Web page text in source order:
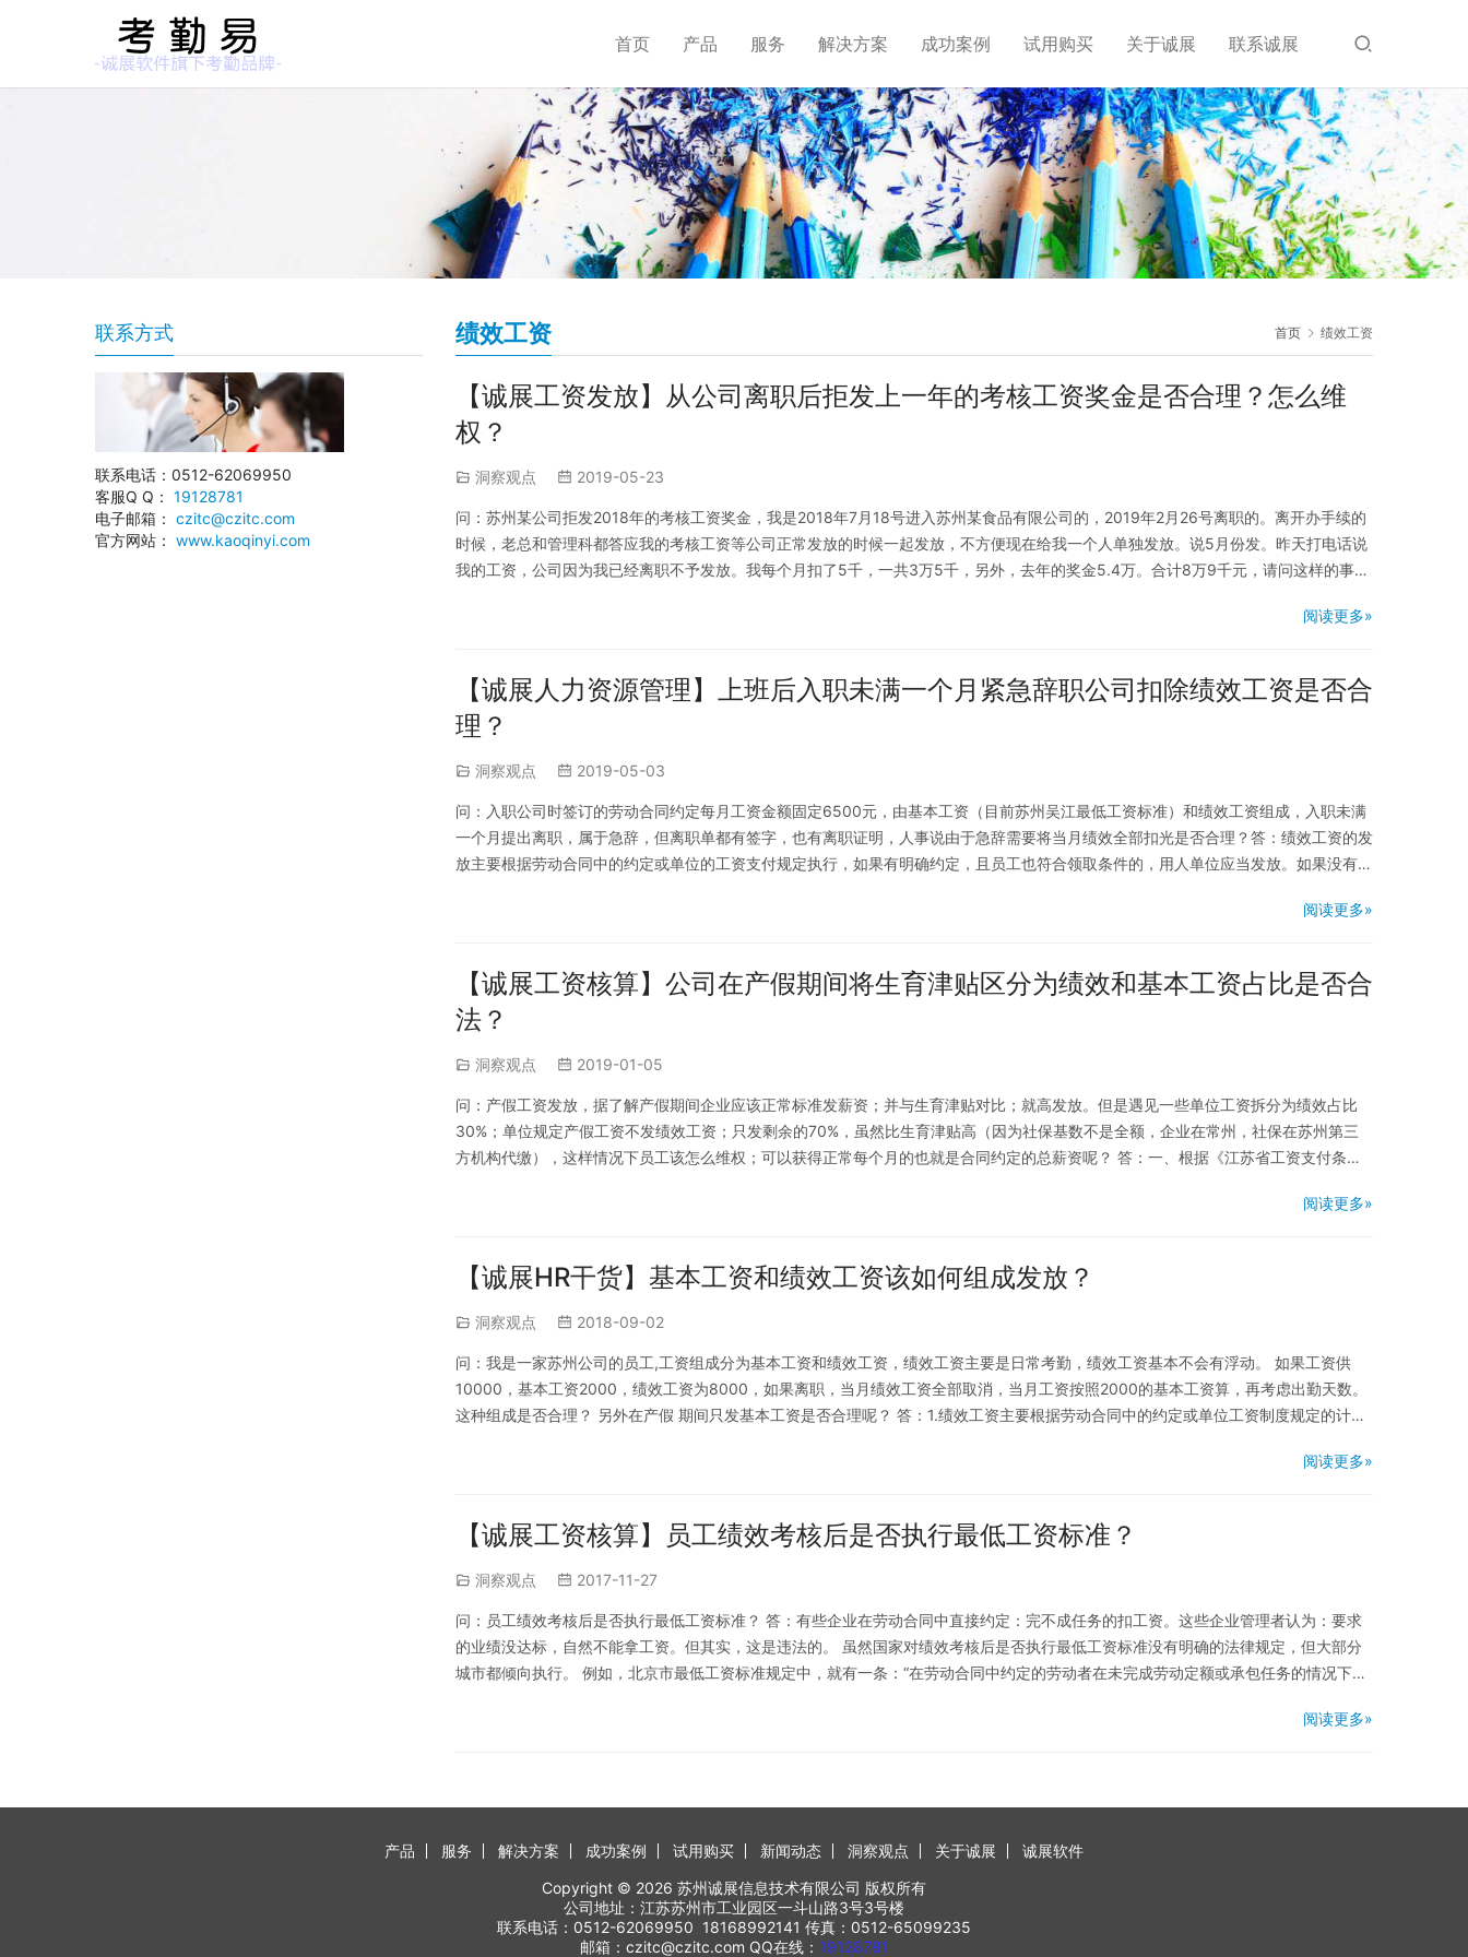
首页 产品 服务 解决方案 成功案例 试用购买 关于诚展 联系诚展
首页 绩效工资
绩效工资
【诚展工资发放】从公司离职后拒发上一年的考核工资奖金是否合理？怎么维
权？
洞察观点 2019-05-23
问：苏州某公司拒发2018年的考核工资奖金，我是2018年7月18号进入苏州某食品有限公司的，2019年2月26号离职的。离开办手续的
时候，老总和管理科都答应我的考核工资等公司正常发放的时候一起发放，不方便现在给我一个人单独发放。说5月份发。昨天打电话说
我的工资，公司因为我已经离职不予发放。我每个月扣了5千，一共3万5千，另外，去年的奖金5.4万。合计8万9千元，请问这样的事情
阅读更多»
【诚展人力资源管理】上班后入职未满一个月紧急辞职公司扣除绩效工资是否合
理？
洞察观点 2019-05-03
问：入职公司时签订的劳动合同约定每月工资金额固定6500元，由基本工资（目前苏州吴江最低工资标准）和绩效工资组成，入职未满
一个月提出离职，属于急辞，但离职单都有签字，也有离职证明，人事说由于急辞需要将当月绩效全部扣光是否合理？答：绩效工资的发
放主要根据劳动合同中的约定或单位的工资支付规定执行，如果有明确约定，且员工也符合领取条件的，用人单位应当发放。如果没有明
阅读更多»
【诚展工资核算】公司在产假期间将生育津贴区分为绩效和基本工资占比是否合
法？
洞察观点 2019-01-05
问：产假工资发放，据了解产假期间企业应该正常标准发薪资；并与生育津贴对比；就高发放。但是遇见一些单位工资拆分为绩效占比
30%；单位规定产假工资不发绩效工资；只发剩余的70%，虽然比生育津贴高（因为社保基数不是全额，企业在常州，社保在苏州第三
方机构代缴），这样情况下员工该怎么维权；可以获得正常每个月的也就是合同约定的总薪资呢？ 答：一、根据《江苏省工资支付条
阅读更多»
【诚展HR干货】基本工资和绩效工资该如何组成发放？
洞察观点 2018-09-02
问：我是一家苏州公司的员工,工资组成分为基本工资和绩效工资，绩效工资主要是日常考勤，绩效工资基本不会有浮动。 如果工资供
10000，基本工资2000，绩效工资为8000，如果离职，当月绩效工资全部取消，当月工资按照2000的基本工资算，再考虑出勤天数。
这种组成是否合理？ 另外在产假 期间只发基本工资是否合理呢？ 答：1.绩效工资主要根据劳动合同中的约定或单位工资制度规定的计算
阅读更多»
【诚展工资核算】员工绩效考核后是否执行最低工资标准？
洞察观点 2017-11-27
问：员工绩效考核后是否执行最低工资标准？ 答：有些企业在劳动合同中直接约定：完不成任务的扣工资。这些企业管理者认为：要求
的业绩没达标，自然不能拿工资。但其实，这是违法的。 虽然国家对绩效考核后是否执行最低工资标准没有明确的法律规定，但大部分
城市都倾向执行。 例如，北京市最低工资标准规定中，就有一条：“在劳动合同中约定的劳动者在未完成劳动定额或承包任务的情况下，
阅读更多»
联系方式
联系电话：0512-62069950
客服Q Q： 19128781
电子邮箱： czitc@czitc.com
官方网站： www.kaoqinyi.com
产品 服务 解决方案 成功案例 试用购买 新闻动态 洞察观点 关于诚展
诚展软件
Copyright © 2026 苏州诚展信息技术有限公司 版权所有
公司地址：江苏苏州市工业园区一斗山路3号3号楼
联系电话：0512-62069950 18168992141 传真：0512-65099235
邮箱：czitc@czitc.com QQ在线： 19128781